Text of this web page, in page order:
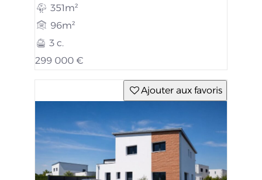
351m²
96m²
3 c.
299 000 €
Ajouter aux favoris